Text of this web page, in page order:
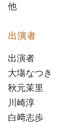
他
出演者
出演者
大塲なつき
秋元茉里
川崎淳
白﨑志歩